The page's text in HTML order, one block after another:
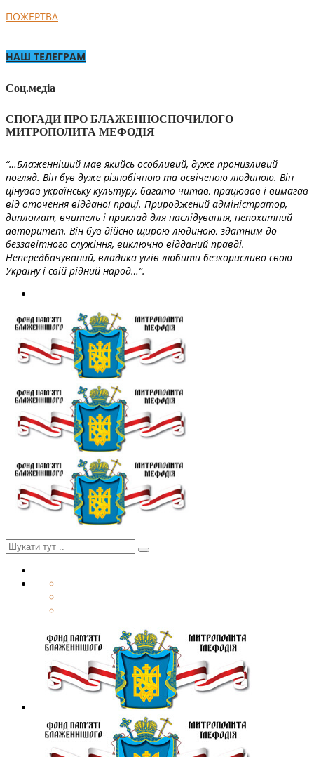
ПОЖЕРТВА
НАШ ТЕЛЕГРАМ
Соц.медіа
СПОГАДИ ПРО БЛАЖЕННОСПОЧИЛОГО
МИТРОПОЛИТА МЕФОДІЯ
“…Блаженніший мав якийсь особливий, дуже пронизливий
погляд. Він був дуже різнобічною та освіченою людиною. Він
цінував українську культуру, багато читав, працював і вимагав
від оточення відданої праці. Природжений адміністратор,
дипломат, вчитель і приклад для наслідування, непохитний
авторитет. Він був дійсно щирою людиною, здатним до
беззавітного служіння, виключно відданий правді.
Непередбачуваний, владика умів любити безкорисливо свою
Україну і свій рідний народ…”.